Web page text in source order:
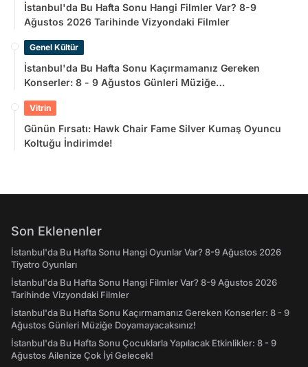
İstanbul'da Bu Hafta Sonu Hangi Filmler Var? 8-9
Ağustos 2026 Tarihinde Vizyondaki Filmler
Genel Kültür
İstanbul'da Bu Hafta Sonu Kaçırmamanız Gereken
Konserler: 8 - 9 Ağustos Günleri Müziğe
Vitrin
Günün Fırsatı: Hawk Chair Fame Silver Kumaş Oyuncu
Koltuğu İndirimde!
Son Eklenenler
İstanbul'da Bu Hafta Sonu Hangi Oyunlar Var? 8-9 Ağustos 2026
Tiyatro Oyunları
İstanbul'da Bu Hafta Sonu Hangi Filmler Var? 8-9 Ağustos 2026
Tarihinde Vizyondaki Filmler
İstanbul'da Bu Hafta Sonu Kaçırmamanız Gereken Konserler: 8 - 9
Ağustos Günleri Müziğe Doyamayacaksınız!
İstanbul'da Bu Hafta Sonu Çocuklarla Yapılacak Etkinlikler: 8 - 9
Ağustos Ailenize Çok İyi Gelecek!